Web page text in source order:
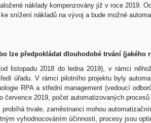
náklady kompenzovány již v roce 2019.
snížení nákladů na vývoj a bude možné
lze předpokládat dlouhodobé trvání (jakého
listopadu 2018 do ledna 2019), v rámci
úřadu. V rámci pilotního projektu byly
RPA a střední management (vedoucí
července 2019, počet automatizovaných
trvale, zaměstnanci mohou
vyhodnocováním účinnosti, procesy jsou